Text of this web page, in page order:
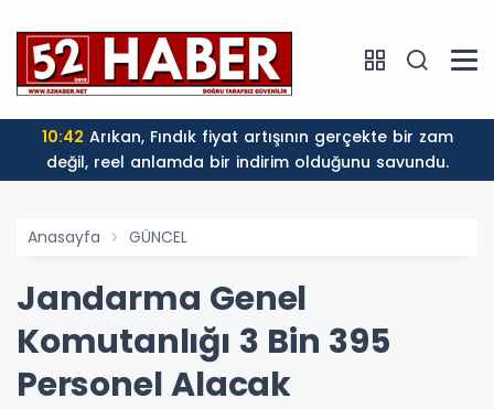
10:42
değil, reel anlamda bir indirim olduğunu savundu.
Anasayfa GÜNCEL
Jandarma Genel
Komutanlığı 3 Bin 395
Personel Alacak